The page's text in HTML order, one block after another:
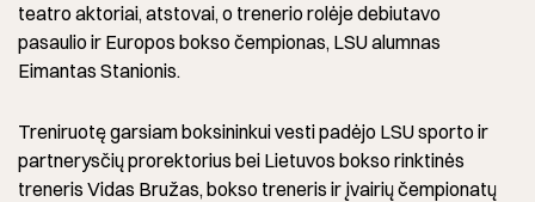
teatro aktoriai, atstovai, o trenerio rolėje debiutavo
pasaulio ir Europos bokso čempionas, LSU alumnas
Eimantas Stanionis.
Treniruotę garsiam boksininkui vesti padėjo LSU sporto ir
partnerysčių prorektorius bei Lietuvos bokso rinktinės
treneris Vidas Bružas, bokso treneris ir įvairių čempionatų